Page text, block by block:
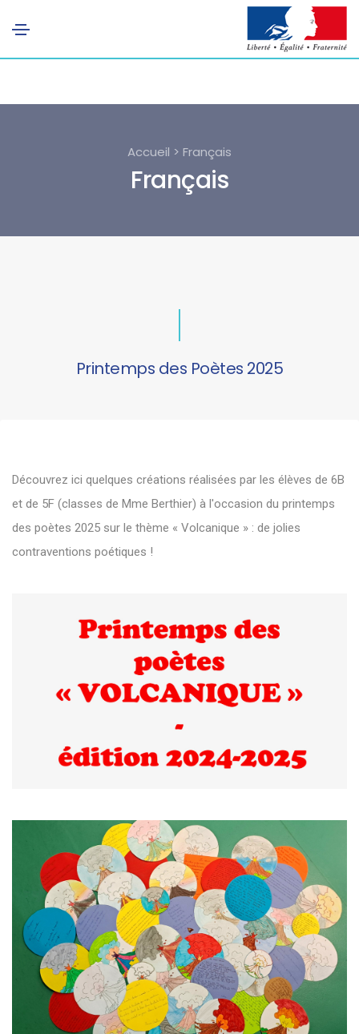
Accueil > Français
Français
Printemps des Poètes 2025
Découvrez ici quelques créations réalisées par les élèves de 6B
et de 5F (classes de Mme Berthier) à l'occasion du printemps
des poètes 2025 sur le thème « Volcanique » : de jolies
contraventions poétiques !